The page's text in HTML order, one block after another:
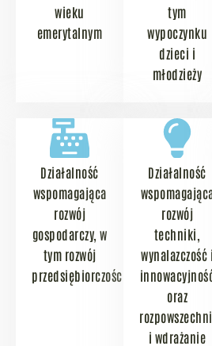
wieku
emerytalnym
tym
wypoczynku
dzieci i
młodzieży
Działalność
wspomagająca
rozwój
gospodarczy, w
tym rozwój
przedsiębiorczości
Działalność
rozwój
techniki,
wynalazczość i
oraz
i wdrażanie